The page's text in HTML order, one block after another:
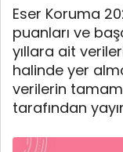
Eser Koruma
puanları ve
yıllara ait
halinde yer
verilerin
tarafından